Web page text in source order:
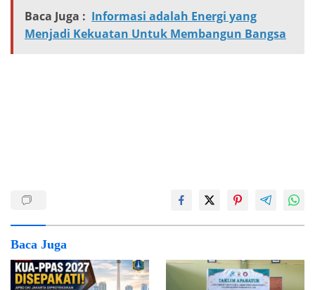
Baca Juga : Informasi adalah Energi yang
Menjadi Kekuatan Untuk Membangun Bangsa
Baca Juga